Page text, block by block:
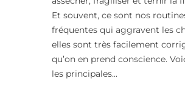
Et souvent, ce sont nos
fréquentes qui aggravent les
elles sont très facilement
qu’on en prend conscience.
les principales...